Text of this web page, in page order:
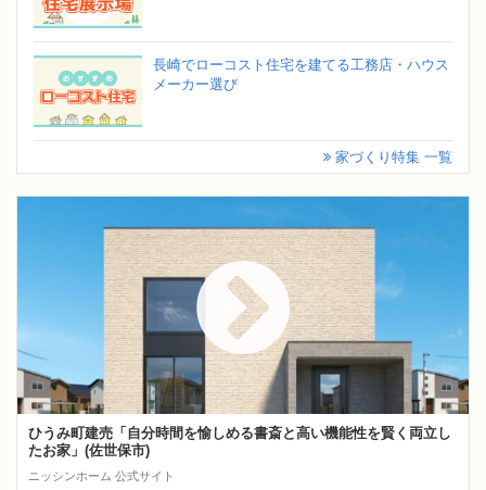
長崎でローコスト住宅を建てる工務店・ハウス
メーカー選び
家づくり特集 一覧
ひうみ町建売「自分時間を愉しめる書斎と高い機能性を賢く両立し
たお家」(佐世保市)
ニッシンホーム 公式サイト